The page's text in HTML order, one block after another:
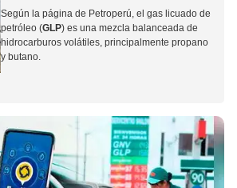
Según la página de Petroperú, el gas licuado de
petróleo (GLP) es una mezcla balanceada de
hidrocarburos volátiles, principalmente propano
y butano.